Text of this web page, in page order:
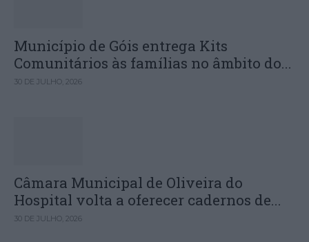
Município de Góis entrega Kits
Comunitários às famílias no âmbito do...
30 DE JULHO, 2026
Câmara Municipal de Oliveira do
Hospital volta a oferecer cadernos de...
30 DE JULHO, 2026